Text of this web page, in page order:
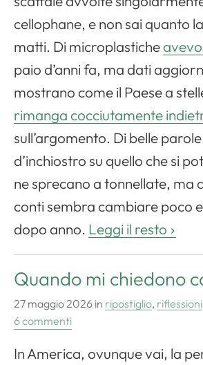
cellophane, e non sai quanto
matti. Di microplastiche
paio d’anni fa, ma dati
mostrano come il Paese a
rimanga cocciutamente
sull’argomento. Di belle
d’inchiostro su quello che si
ne sprecano a tonnellate, ma
conti sembra cambiare poco
dopo anno. Leggi il resto
Quando mi chiedono
27 maggio 2026 in ripostiglio, riflessioni
6 commenti
In America, ovunque vai, la